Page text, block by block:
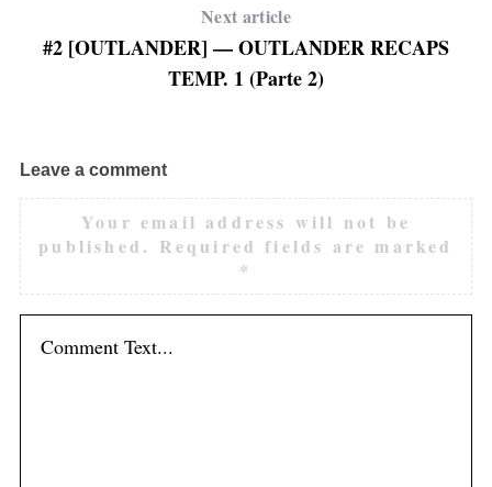
Next article
#2 [OUTLANDER] — OUTLANDER RECAPS
TEMP. 1 (Parte 2)
Leave a comment
Your email address will not be
published. Required fields are marked
*